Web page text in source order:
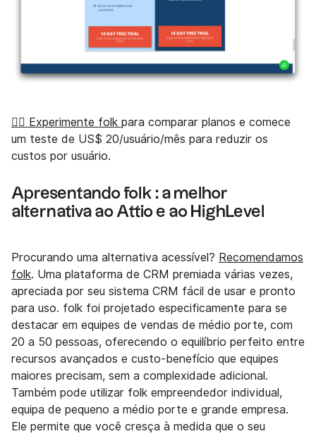
👉🏼 Experimente folk para comparar planos e comece
um teste de US$ 20/usuário/mês para reduzir os
custos por usuário.
Apresentando folk : a melhor
alternativa ao Attio e ao HighLevel
Procurando uma alternativa acessível? Recomendamos
folk. Uma plataforma de CRM premiada várias vezes,
apreciada por seu sistema CRM fácil de usar e pronto
para uso. folk foi projetado especificamente para se
destacar em equipes de vendas de médio porte, com
20 a 50 pessoas, oferecendo o equilíbrio perfeito entre
recursos avançados e custo-benefício que equipes
maiores precisam, sem a complexidade adicional.
Também pode utilizar folk empreendedor individual,
equipa de pequeno a médio porte e grande empresa.
Ele permite que você cresça à medida que o seu